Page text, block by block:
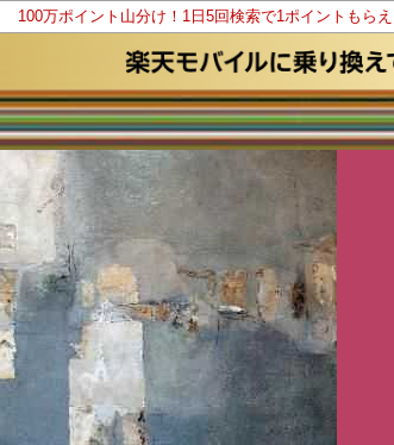
100万ポイント山分け！1日5回検索で1ポイントもら